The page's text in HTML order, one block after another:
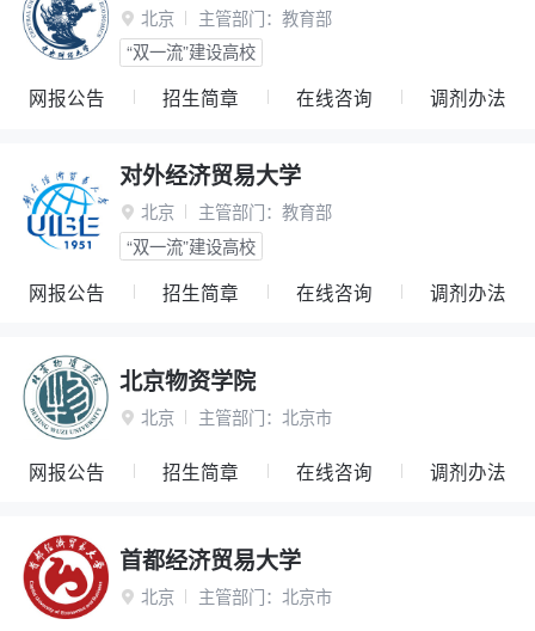
 北京 主管部门： 教育部
“双一流”建设高校
网报公告 招生简章 在线咨询 调剂办法
对外经济贸易大学
 北京 主管部门： 教育部
“双一流”建设高校
网报公告 招生简章 在线咨询 调剂办法
北京物资学院
 北京 主管部门： 北京市
网报公告 招生简章 在线咨询 调剂办法
首都经济贸易大学
 北京 主管部门： 北京市